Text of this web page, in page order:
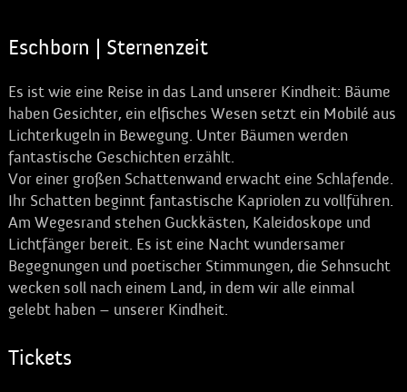
Eschborn | Sternenzeit
Es ist wie eine Reise in das Land unserer Kindheit: Bäume
haben Gesichter, ein elfisches Wesen setzt ein Mobilé aus
Lichterkugeln in Bewegung. Unter Bäumen werden
fantastische Geschichten erzählt.
Vor einer großen Schattenwand erwacht eine Schlafende.
Ihr Schatten beginnt fantastische Kapriolen zu vollführen.
Am Wegesrand stehen Guckkästen, Kaleidoskope und
Lichtfänger bereit. Es ist eine Nacht wundersamer
Begegnungen und poetischer Stimmungen, die Sehnsucht
wecken soll nach einem Land, in dem wir alle einmal
gelebt haben – unserer Kindheit.
Tickets